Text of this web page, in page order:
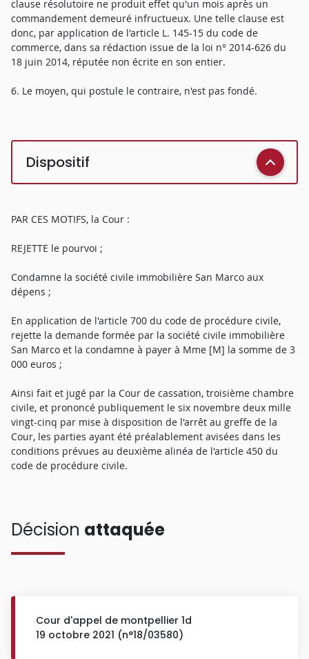
clause résolutoire ne produit effet qu'un mois après un
commandement demeuré infructueux. Une telle clause est
donc, par application de l'article L. 145-15 du code de
commerce, dans sa rédaction issue de la loi n° 2014-626 du
18 juin 2014, réputée non écrite en son entier.
6. Le moyen, qui postule le contraire, n'est pas fondé.
Dispositif
PAR CES MOTIFS, la Cour :
REJETTE le pourvoi ;
Condamne la société civile immobilière San Marco aux
dépens ;
En application de l'article 700 du code de procédure civile,
rejette la demande formée par la société civile immobilière
San Marco et la condamne à payer à Mme [M] la somme de 3
000 euros ;
Ainsi fait et jugé par la Cour de cassation, troisième chambre
civile, et prononcé publiquement le six novembre deux mille
vingt-cinq par mise à disposition de l'arrêt au greffe de la
Cour, les parties ayant été préalablement avisées dans les
conditions prévues au deuxième alinéa de l'article 450 du
code de procédure civile.
Décision attaquée
Cour d'appel de montpellier 1d
19 octobre 2021 (n°18/03580)